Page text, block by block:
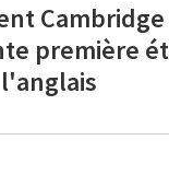
première